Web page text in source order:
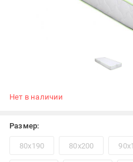
Нет в наличии
Размер:
80x190 80x200